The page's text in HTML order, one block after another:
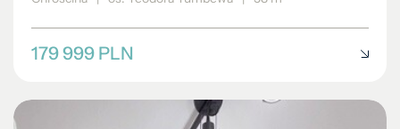
179 999 PLN